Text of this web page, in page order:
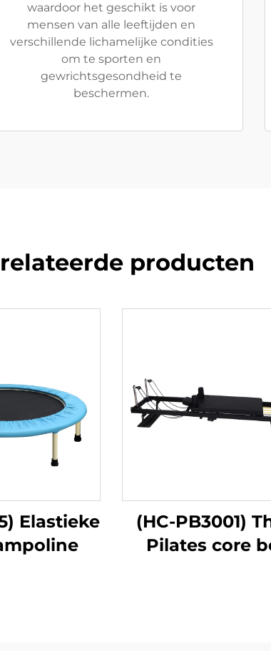
waardoor het geschikt is voor
mensen van alle leeftijden en
verschillende lichamelijke condities
om te sporten en
gewrichtsgesondheid te
beschermen.
producten
Elastieke
(HC-PB3001)
Pilates core